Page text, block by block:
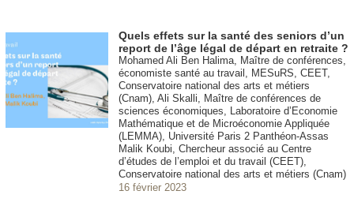
Quels effets sur la santé des seniors d’un
report de l’âge légal de départ en retraite ?
Mohamed Ali Ben Halima, Maître de conférences,
économiste santé au travail, MESuRS, CEET,
Conservatoire national des arts et métiers
(Cnam), Ali Skalli, Maître de conférences de
sciences économiques, Laboratoire d’Economie
Mathématique et de Microéconomie Appliquée
(LEMMA), Université Paris 2 Panthéon-Assas
Malik Koubi, Chercheur associé au Centre
d’études de l’emploi et du travail (CEET),
Conservatoire national des arts et métiers (Cnam)
16 février 2023